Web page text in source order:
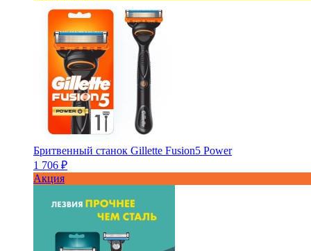
Бритвенный станок Gillette Fusion5 Power
1 706 ₽
Акция